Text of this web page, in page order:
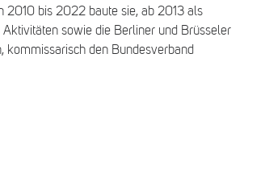
2010 bis 2022 baute sie, ab 2013 als
sowie die Berliner und Brüsseler
den Bundesverband